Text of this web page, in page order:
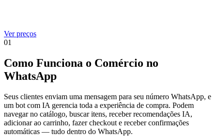
Ver preços
01
Como Funciona o Comércio no
WhatsApp
Seus clientes enviam uma mensagem para seu número WhatsApp, e
um bot com IA gerencia toda a experiência de compra. Podem
navegar no catálogo, buscar itens, receber recomendações IA,
adicionar ao carrinho, fazer checkout e receber confirmações
automáticas — tudo dentro do WhatsApp.